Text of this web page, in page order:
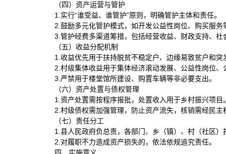
（四）资产运营与管护
1.实行“谁受益、谁管护”原则，明确管护主体和责任。
2.鼓励多元化管护模式，如开发公益性岗位、购买服务
3.管护经费多渠道筹措，包括经营收益、财政支持、社
（五）收益分配机制
1.收益优先用于扶持脱贫不稳定户、边缘易致贫户和突
2.村级集体收益用于集体经济滚动发展、公益性岗位、
3.严禁用于楼堂馆所建设、购置车辆等非必要支出。
（六）资产处置与债权管理
1.资产处置需按程序报批，处置收入用于乡村振兴项目
2.村级债权需加强管理，防止资产流失，核销需经民主
（七）责任分工
1.县人民政府负总责，各部门、乡（镇）、村（社区）
2.对履职不力造成资产损失的，依法依规追究责任。